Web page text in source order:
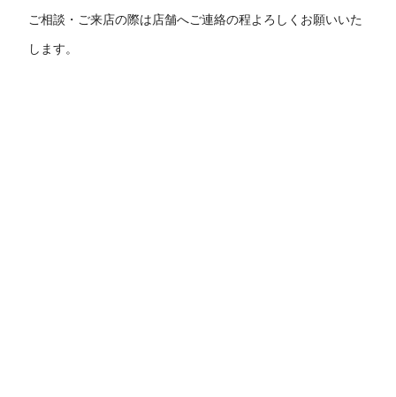
ご相談・ご来店の際は店舗へご連絡の程よろしくお願いいた
します。